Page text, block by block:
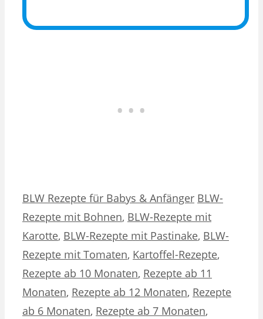
Kategorien
BLW Rezepte für Babys & Anfänger Schlagwörter
BLW-
Rezepte mit Bohnen, BLW-Rezepte mit
Karotte, BLW-Rezepte mit Pastinake, BLW-
Rezepte mit Tomaten, Kartoffel-Rezepte,
Rezepte ab 10 Monaten, Rezepte ab 11
Monaten, Rezepte ab 12 Monaten, Rezepte
ab 6 Monaten, Rezepte ab 7 Monaten,